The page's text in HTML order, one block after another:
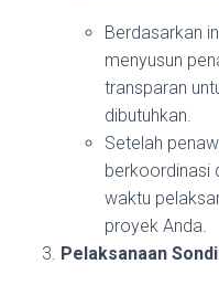
Berdasarkan
menyusun
transparan
dibutuhkan.
Setelah
berkoordinasi
waktu
proyek Anda.
Pelaksanaan